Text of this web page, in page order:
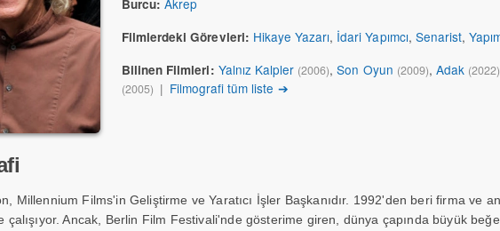
Burcu: Akrep
Filmlerdeki Görevleri: Hikaye Yazarı, İdari Yapımcı, Senarist,
Bilinen Filmleri: Yalnız Kalpler (2006),Son Oyun (2009), Adak (2022)
(2005) | Filmografi tüm liste ➔
Millennium Films'in Geliştirme ve Yaratıcı İşler Başkanıdır. 1992'den beri firma ve
çalışıyor. Ancak, Berlin Film Festivali'nde gösterime giren, dünya çapında büyük